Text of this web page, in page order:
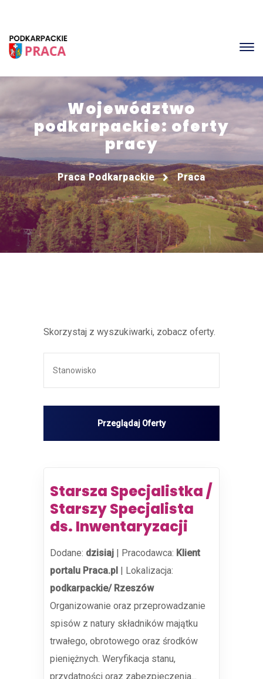
Województwo
podkarpackie: oferty
pracy
Praca Podkarpackie Praca
Skorzystaj z wyszukiwarki, zobacz oferty.
Starsza Specjalistka /
Starszy Specjalista
ds. Inwentaryzacji
Dodane: dzisiaj | Pracodawca: Klient
portalu Praca.pl | Lokalizacja:
podkarpackie/ Rzeszów
Organizowanie oraz przeprowadzanie
spisów z natury składników majątku
trwałego, obrotowego oraz środków
pieniężnych. Weryfikacja stanu,
przydatności oraz zabezpieczenia...